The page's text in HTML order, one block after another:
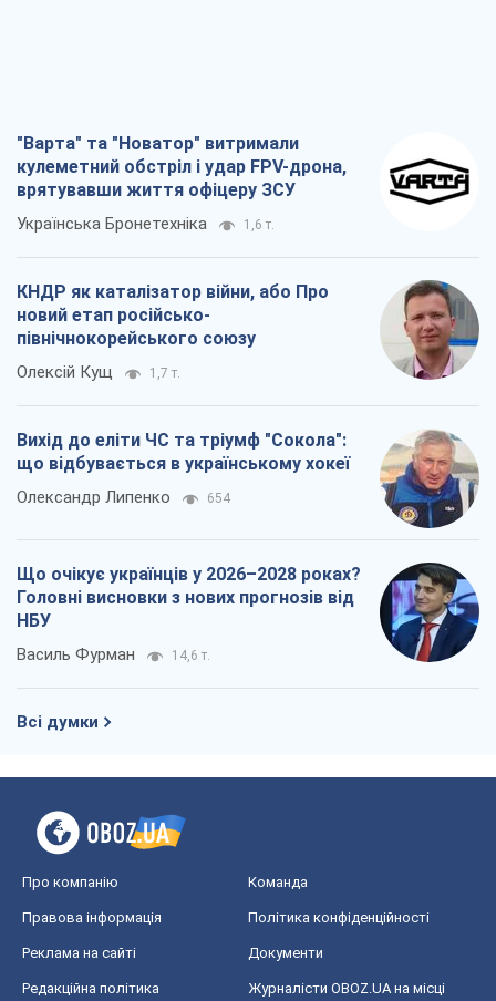
"Варта" та "Новатор" витримали
кулеметний обстріл і удар FPV-дрона,
врятувавши життя офіцеру ЗСУ
Українська Бронетехніка 1,6 т.
КНДР як каталізатор війни, або Про
новий етап російсько-
північнокорейського союзу
Олексій Кущ 1,7 т.
Вихід до еліти ЧС та тріумф "Сокола":
що відбувається в українському хокеї
Олександр Липенко 654
Що очікує українців у 2026–2028 роках?
Головні висновки з нових прогнозів від
НБУ
Василь Фурман 14,6 т.
Всі думки
Про компанію Команда
Правова інформація Політика конфіденційності
Реклама на сайті Документи
Редакційна політика
Журналісти OBOZ.UA на місці